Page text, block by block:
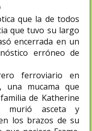
que la de todos
que tuvo su largo
encerrada en un
erróneo de
ferroviario en
una mucama que
de Katherine
murió asceta y
los brazos de su